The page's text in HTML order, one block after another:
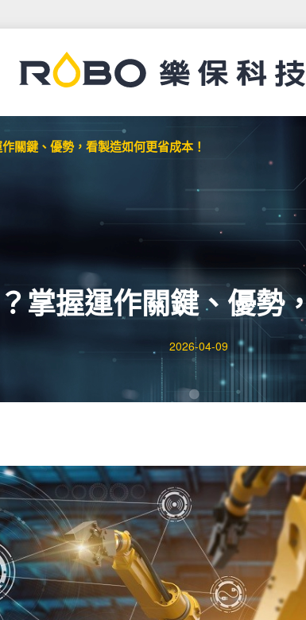
關鍵、優勢，看製造如何更省成本！
掌握運作關鍵、優勢
2026-04-09